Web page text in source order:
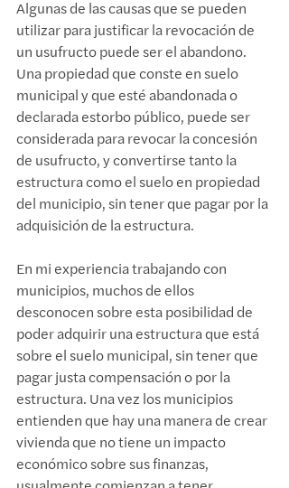
Algunas de las causas que se pueden
utilizar para justificar la revocación de
un usufructo puede ser el abandono.
Una propiedad que conste en suelo
municipal y que esté abandonada o
declarada estorbo público, puede ser
considerada para revocar la concesión
de usufructo, y convertirse tanto la
estructura como el suelo en propiedad
del municipio, sin tener que pagar por la
adquisición de la estructura.
En mi experiencia trabajando con
municipios, muchos de ellos
desconocen sobre esta posibilidad de
poder adquirir una estructura que está
sobre el suelo municipal, sin tener que
pagar justa compensación o por la
estructura. Una vez los municipios
entienden que hay una manera de crear
vivienda que no tiene un impacto
económico sobre sus finanzas,